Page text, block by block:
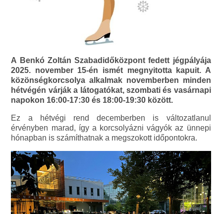
A Benkó Zoltán Szabadidőközpont fedett jégpályája
2025. november 15-én ismét megnyitotta kapuit. A
közönségkorcsolya alkalmak novemberben minden
hétvégén várják a látogatókat, szombati és vasárnapi
napokon 16:00-17:30 és 18:00-19:30 között.
Ez a hétvégi rend decemberben is változatlanul
érvényben marad, így a korcsolyázni vágyók az ünnepi
hónapban is számíthatnak a megszokott időpontokra.